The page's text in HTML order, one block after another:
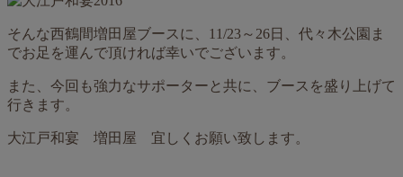
そんな西鶴間増田屋ブースに、11/23～26日、代々木公園ま
でお足を運んで頂ければ幸いでございます。
また、今回も強力なサポーターと共に、ブースを盛り上げて
行きます。
大江戸和宴 増田屋 宜しくお願い致します。